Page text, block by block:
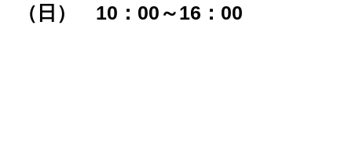
（日） 10：00～16：00